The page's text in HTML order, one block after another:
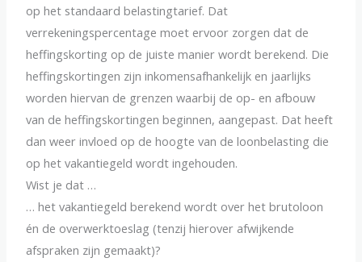
op het standaard belastingtarief. Dat
verrekeningspercentage moet ervoor zorgen dat de
heffingskorting op de juiste manier wordt berekend. Die
heffingskortingen zijn inkomensafhankelijk en jaarlijks
worden hiervan de grenzen waarbij de op- en afbouw
van de heffingskortingen beginnen, aangepast. Dat heeft
dan weer invloed op de hoogte van de loonbelasting die
op het vakantiegeld wordt ingehouden.
Wist je dat …
… het vakantiegeld berekend wordt over het brutoloon
én de overwerktoeslag (tenzij hierover afwijkende
afspraken zijn gemaakt)?